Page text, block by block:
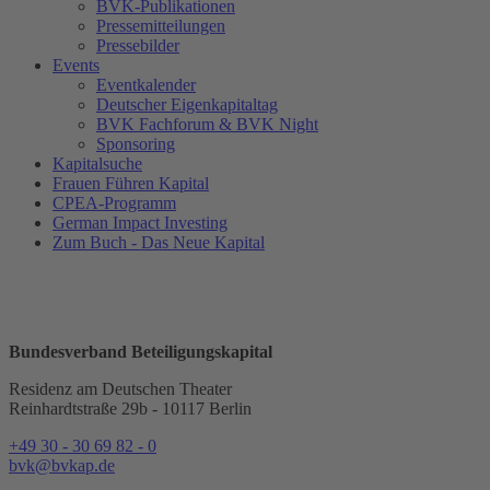
BVK-Publikationen
Pressemitteilungen
Pressebilder
Events
Eventkalender
Deutscher Eigenkapitaltag
BVK Fachforum & BVK Night
Sponsoring
Kapitalsuche
Frauen Führen Kapital
CPEA-Programm
German Impact Investing
Zum Buch - Das Neue Kapital
Bundesverband Beteiligungskapital
Residenz am Deutschen Theater
Reinhardtstraße 29b - 10117 Berlin
+49 30 - 30 69 82 - 0
bvk@bvkap.de